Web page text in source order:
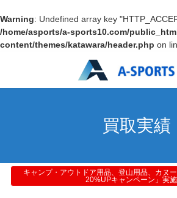
Warning: Undefined array key
/home/asports/a-sports10.com/
content/themes/katawara/header.php on
買取実績
キャンプ・アウトドア用品、登山用品、カヌ
20%UPキャンペーン」実